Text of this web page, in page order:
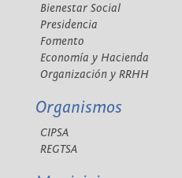
Bienestar Social
Presidencia
Fomento
Economía y Hacienda
Organización y RRHH
Organismos
CIPSA
REGTSA